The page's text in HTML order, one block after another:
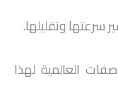
سرعتها وتقليلها.
العالمية لهذا